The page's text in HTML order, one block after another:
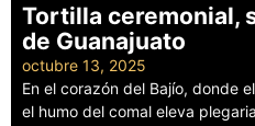
Tortilla ceremonial,
de Guanajuato
octubre 13, 2025
En el corazón del Bajío, donde
el humo del comal eleva